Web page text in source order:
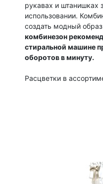
рукавах и штанишках
использовании.
создать модный
комбинезон
стиральной машине
оборотов в минуту.
Расцветки в